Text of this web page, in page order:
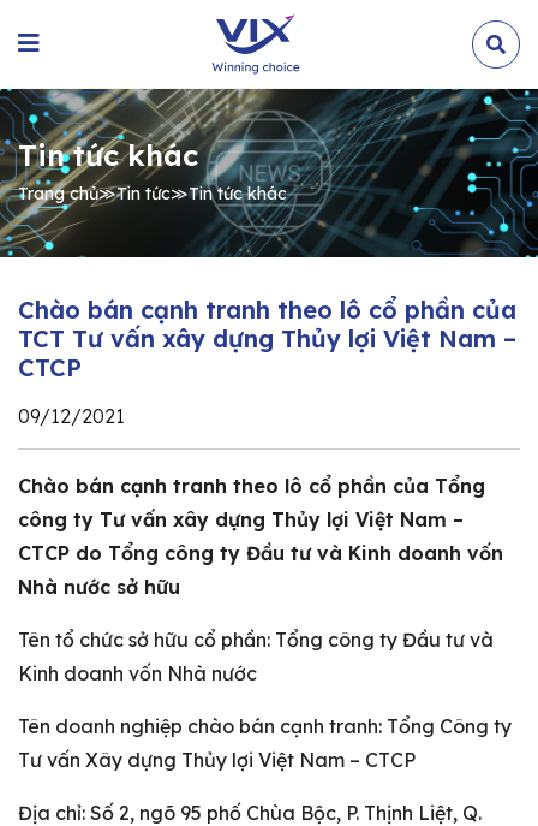
Tin tức khác
Trang chủ≫Tin tức≫Tin tức khác
Chào bán cạnh tranh theo lô cổ phần của
TCT Tư vấn xây dựng Thủy lợi Việt Nam –
CTCP
09/12/2021
Chào bán cạnh tranh theo lô cổ phần của Tổng
công ty Tư vấn xây dựng Thủy lợi Việt Nam –
CTCP do Tổng công ty Đầu tư và Kinh doanh vốn
Nhà nước sở hữu
Tên tổ chức sở hữu cổ phần: Tổng công ty Đầu tư và
Kinh doanh vốn Nhà nước
Tên doanh nghiệp chào bán cạnh tranh: Tổng Công ty
Tư vấn Xây dựng Thủy lợi Việt Nam – CTCP
Địa chỉ: Số 2, ngõ 95 phố Chùa Bộc, P. Thịnh Liệt, Q.